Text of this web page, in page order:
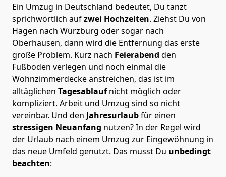
Ein Umzug in Deutschland bedeutet, Du tanzt
sprichwörtlich aufzwei Hochzeiten. Ziehst Du von
Hagen nach Würzburg oder sogar nach
Oberhausen, dann wird die Entfernung das erste
große Problem. Kurz nach Feierabend den
Fußboden verlegen und noch einmal die
Wohnzimmerdecke anstreichen, das ist im
alltäglichen Tagesablaufnicht möglich oder
kompliziert. Arbeit und Umzug sind so nicht
vereinbar. Und den Jahresurlaubfür einen
stressigen Neuanfang nutzen? In der Regel wird
der Urlaub nach einem Umzug zur Eingewöhnung in
das neue Umfeld genutzt. Das musst Du unbedingt
beachten: